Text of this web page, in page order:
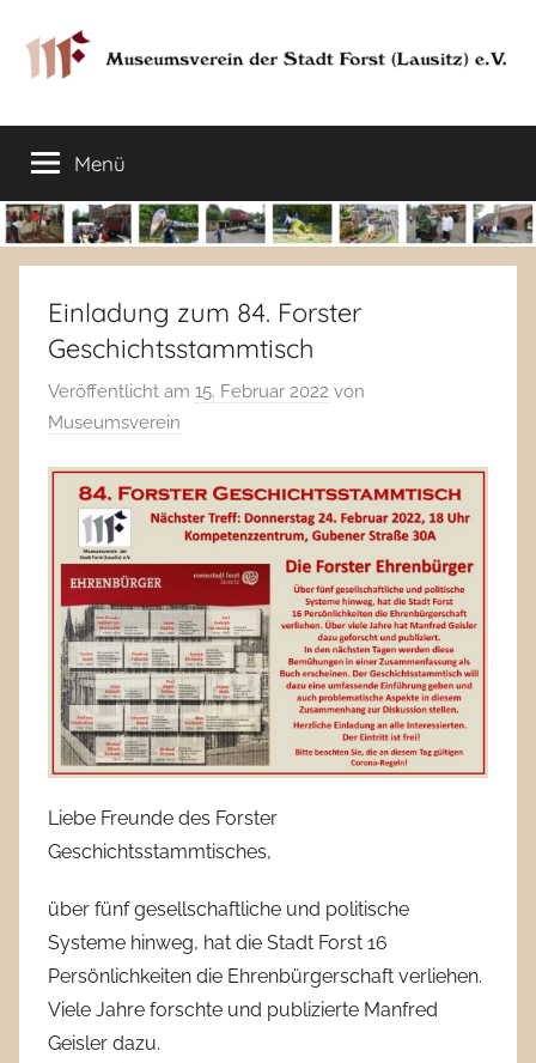
Inhalt
springen
Museumsverein
der
Stadt
Forst
(Lausitz)
e.V.
37
–
03149
Menü
Einladung zum 84. Forster
Geschichtsstammtisch
Veröffentlicht am 15. Februar 2022 von
Museumsverein
Liebe Freunde des Forster
Geschichtsstammtisches,
über fünf gesellschaftliche und politische
Systeme hinweg, hat die Stadt Forst 16
Persönlichkeiten die Ehrenbürgerschaft verliehen.
Viele Jahre forschte und publizierte Manfred
Geisler dazu.